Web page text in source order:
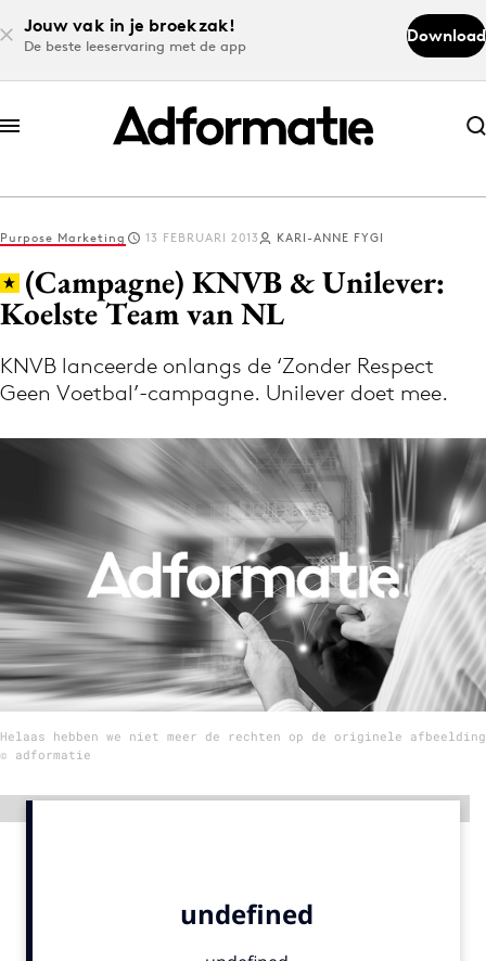
Jouw vak in je broekzak!
De beste leeservaring met de app
Download
Abonneer nu
Abonneer nu
Log in
Volg het laatste nieuws via de Adformatie
Nieuws app
Menu
Home
9 sept: GenAI-training
12 nov: MarketingLive!
Adverteren
Events
Purpose Marketing 13 FEBRUARI 2013 KARI-ANNE FYGI
(Campagne) KNVB & Unilever:
Koelste Team van NL
KNVB lanceerde onlangs de ‘Zonder Respect
Geen Voetbal’-campagne. Unilever doet mee.
Helaas hebben we niet meer de rechten op de originele afbeelding
© adformatie